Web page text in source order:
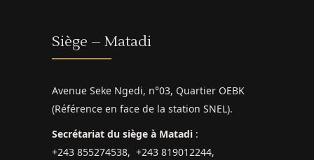
Siège – Matadi
Avenue Seke Ngedi, n°03, Quartier OEBK
(Référence en face de la station SNEL).
Secrétariat du siège à Matadi :
+243 855274538, +243 819012244,